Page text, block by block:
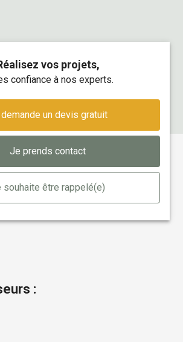
vos projets,
confiance à nos experts.
un devis gratuit
Je prends contact
souhaite être rappelé(e)
: